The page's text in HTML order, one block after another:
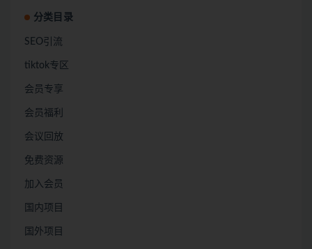
分类目录
SEO引流
tiktok专区
会员专享
会员福利
会议回放
免费资源
加入会员
国内项目
国外项目